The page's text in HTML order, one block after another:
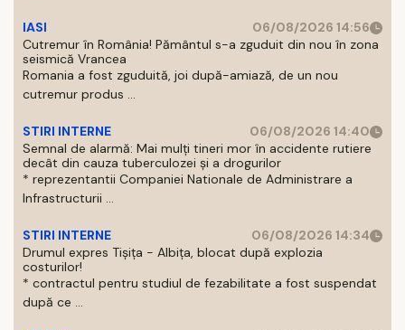
IASI
06/08/2026 14:56
Cutremur în România! Pământul s-a zguduit din nou în zona
seismică Vrancea
Romania a fost zguduită, joi după-amiază, de un nou
cutremur produs ...
STIRI INTERNE
06/08/2026 14:40
Semnal de alarmă: Mai mulți tineri mor în accidente rutiere
decât din cauza tuberculozei și a drogurilor
* reprezentantii Companiei Nationale de Administrare a
Infrastructurii ...
STIRI INTERNE
06/08/2026 14:34
Drumul expres Tișița - Albița, blocat după explozia
costurilor!
* contractul pentru studiul de fezabilitate a fost suspendat
după ce ...